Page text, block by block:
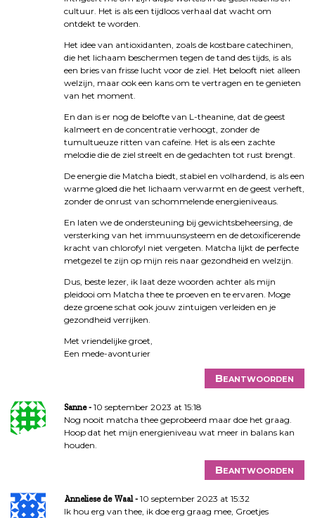
cultuur. Het is als een tijdloos verhaal dat wacht om
ontdekt te worden.
Het idee van antioxidanten, zoals de kostbare catechinen,
die het lichaam beschermen tegen de tand des tijds, is als
een bries van frisse lucht voor de ziel. Het belooft niet alleen
welzijn, maar ook een kans om te vertragen en te genieten
van het moment.
En dan is er nog de belofte van L-theanine, dat de geest
kalmeert en de concentratie verhoogt, zonder de
tumultueuze ritten van cafeïne. Het is als een zachte
melodie die de ziel streelt en de gedachten tot rust brengt.
De energie die Matcha biedt, stabiel en volhardend, is als een
warme gloed die het lichaam verwarmt en de geest verheft,
zonder de onrust van schommelende energieniveaus.
En laten we de ondersteuning bij gewichtsbeheersing, de
versterking van het immuunsysteem en de detoxificerende
kracht van chlorofyl niet vergeten. Matcha lijkt de perfecte
metgezel te zijn op mijn reis naar gezondheid en welzijn.
Dus, beste lezer, ik laat deze woorden achter als mijn
pleidooi om Matcha thee te proeven en te ervaren. Moge
deze groene schat ook jouw zintuigen verleiden en je
gezondheid verrijken.
Met vriendelijke groet,
Een mede-avonturier
Beantwoorden
Sanne
10 september 2023 at 15:18
Nog nooit matcha thee geprobeerd maar doe het graag.
Hoop dat het mijn energieniveau wat meer in balans kan
houden.
Beantwoorden
Anneliese de Waal
10 september 2023 at 15:32
Ik hou erg van thee, ik doe erg graag mee, Groetjes